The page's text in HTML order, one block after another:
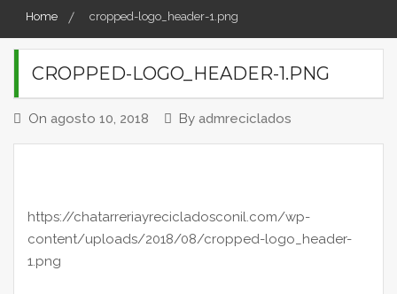
Home cropped-logo_header-1.png
CROPPED-LOGO_HEADER-1.PNG
On agosto 10, 2018 By admreciclados
https://chatarreriayrecicladosconil.com/wp-
content/uploads/2018/08/cropped-logo_header-
1.png